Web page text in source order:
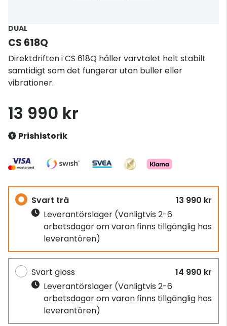
DUAL
CS 618Q
Direktdriften i CS 618Q håller varvtalet helt stabilt
samtidigt som det fungerar utan buller eller
vibrationer.
13 990 kr
Prishistorik
Svart trä
13 990 kr
Leverantörslager (Vanligtvis 2-6
arbetsdagar om varan finns tillgänglig hos
leverantören)
Svart gloss
14 990 kr
Leverantörslager (Vanligtvis 2-6
arbetsdagar om varan finns tillgänglig hos
leverantören)